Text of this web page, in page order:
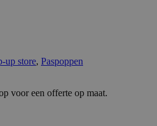
up store, Paspoppen
voor een offerte op maat.